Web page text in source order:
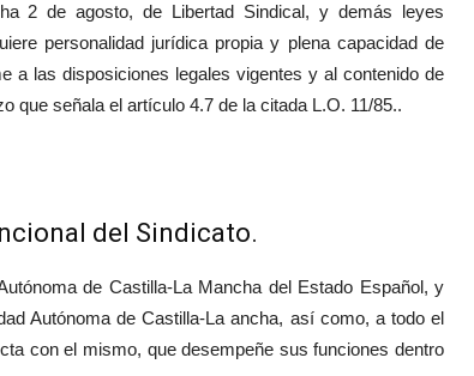
2 de agosto, de Libertad Sindical, y demás leyes
personalidad jurídica propia y plena capacidad de
a las disposiciones legales vigentes y al contenido de
que señala el artículo 4.7 de la citada L.O. 11/85..
del Sindicato.
de Castilla-La Mancha del Estado Español, y
Autónoma de Castilla-La ancha, así como, a todo el
con el mismo, que desempeñe sus funciones dentro